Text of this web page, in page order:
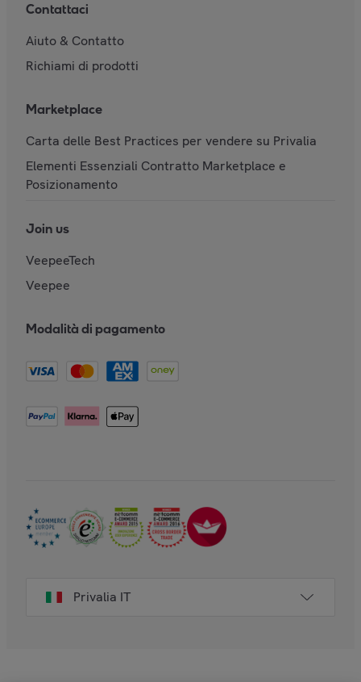
Contattaci
Aiuto & Contatto
Richiami di prodotti
Marketplace
Carta delle Best Practices per vendere su Privalia
Elementi Essenziali Contratto Marketplace e
Posizionamento
Join us
VeepeeTech
Veepee
Modalità di pagamento
Privalia IT